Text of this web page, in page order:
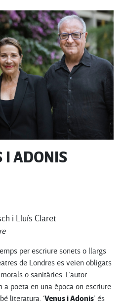
I ADONIS
i Lluís Claret
per escriure sonets o llargs
de Londres es veien obligats
o sanitàries. L’autor
a poeta en una època on escriure
literatura. ‘Venus i Adonis’ és